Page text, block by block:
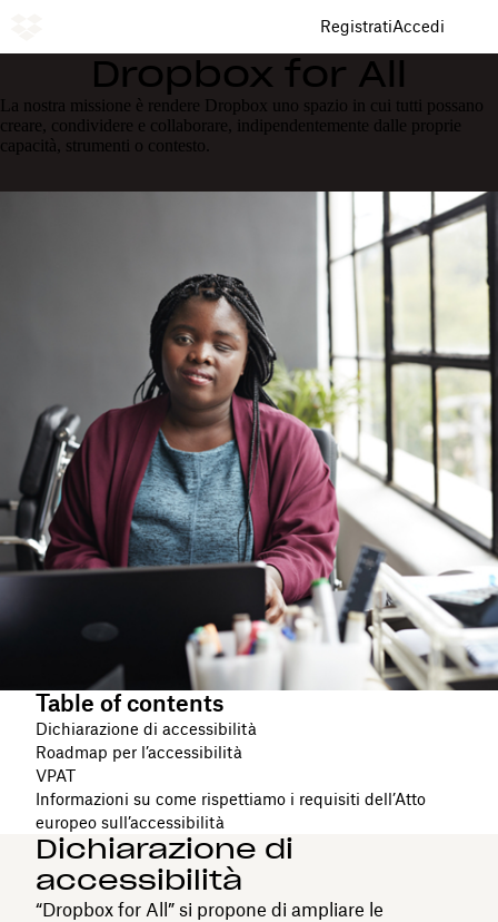
RegistratiAccedi
Dropbox for All
La nostra missione è rendere Dropbox uno spazio in cui tutti possano
creare, condividere e collaborare, indipendentemente dalle proprie
capacità, strumenti o contesto.
Table of contents
Dichiarazione di accessibilità
Roadmap per l’accessibilità
VPAT
Informazioni su come rispettiamo i requisiti dell’Atto
europeo sull’accessibilità
Dichiarazione di
accessibilità
“Dropbox for All” si propone di ampliare le